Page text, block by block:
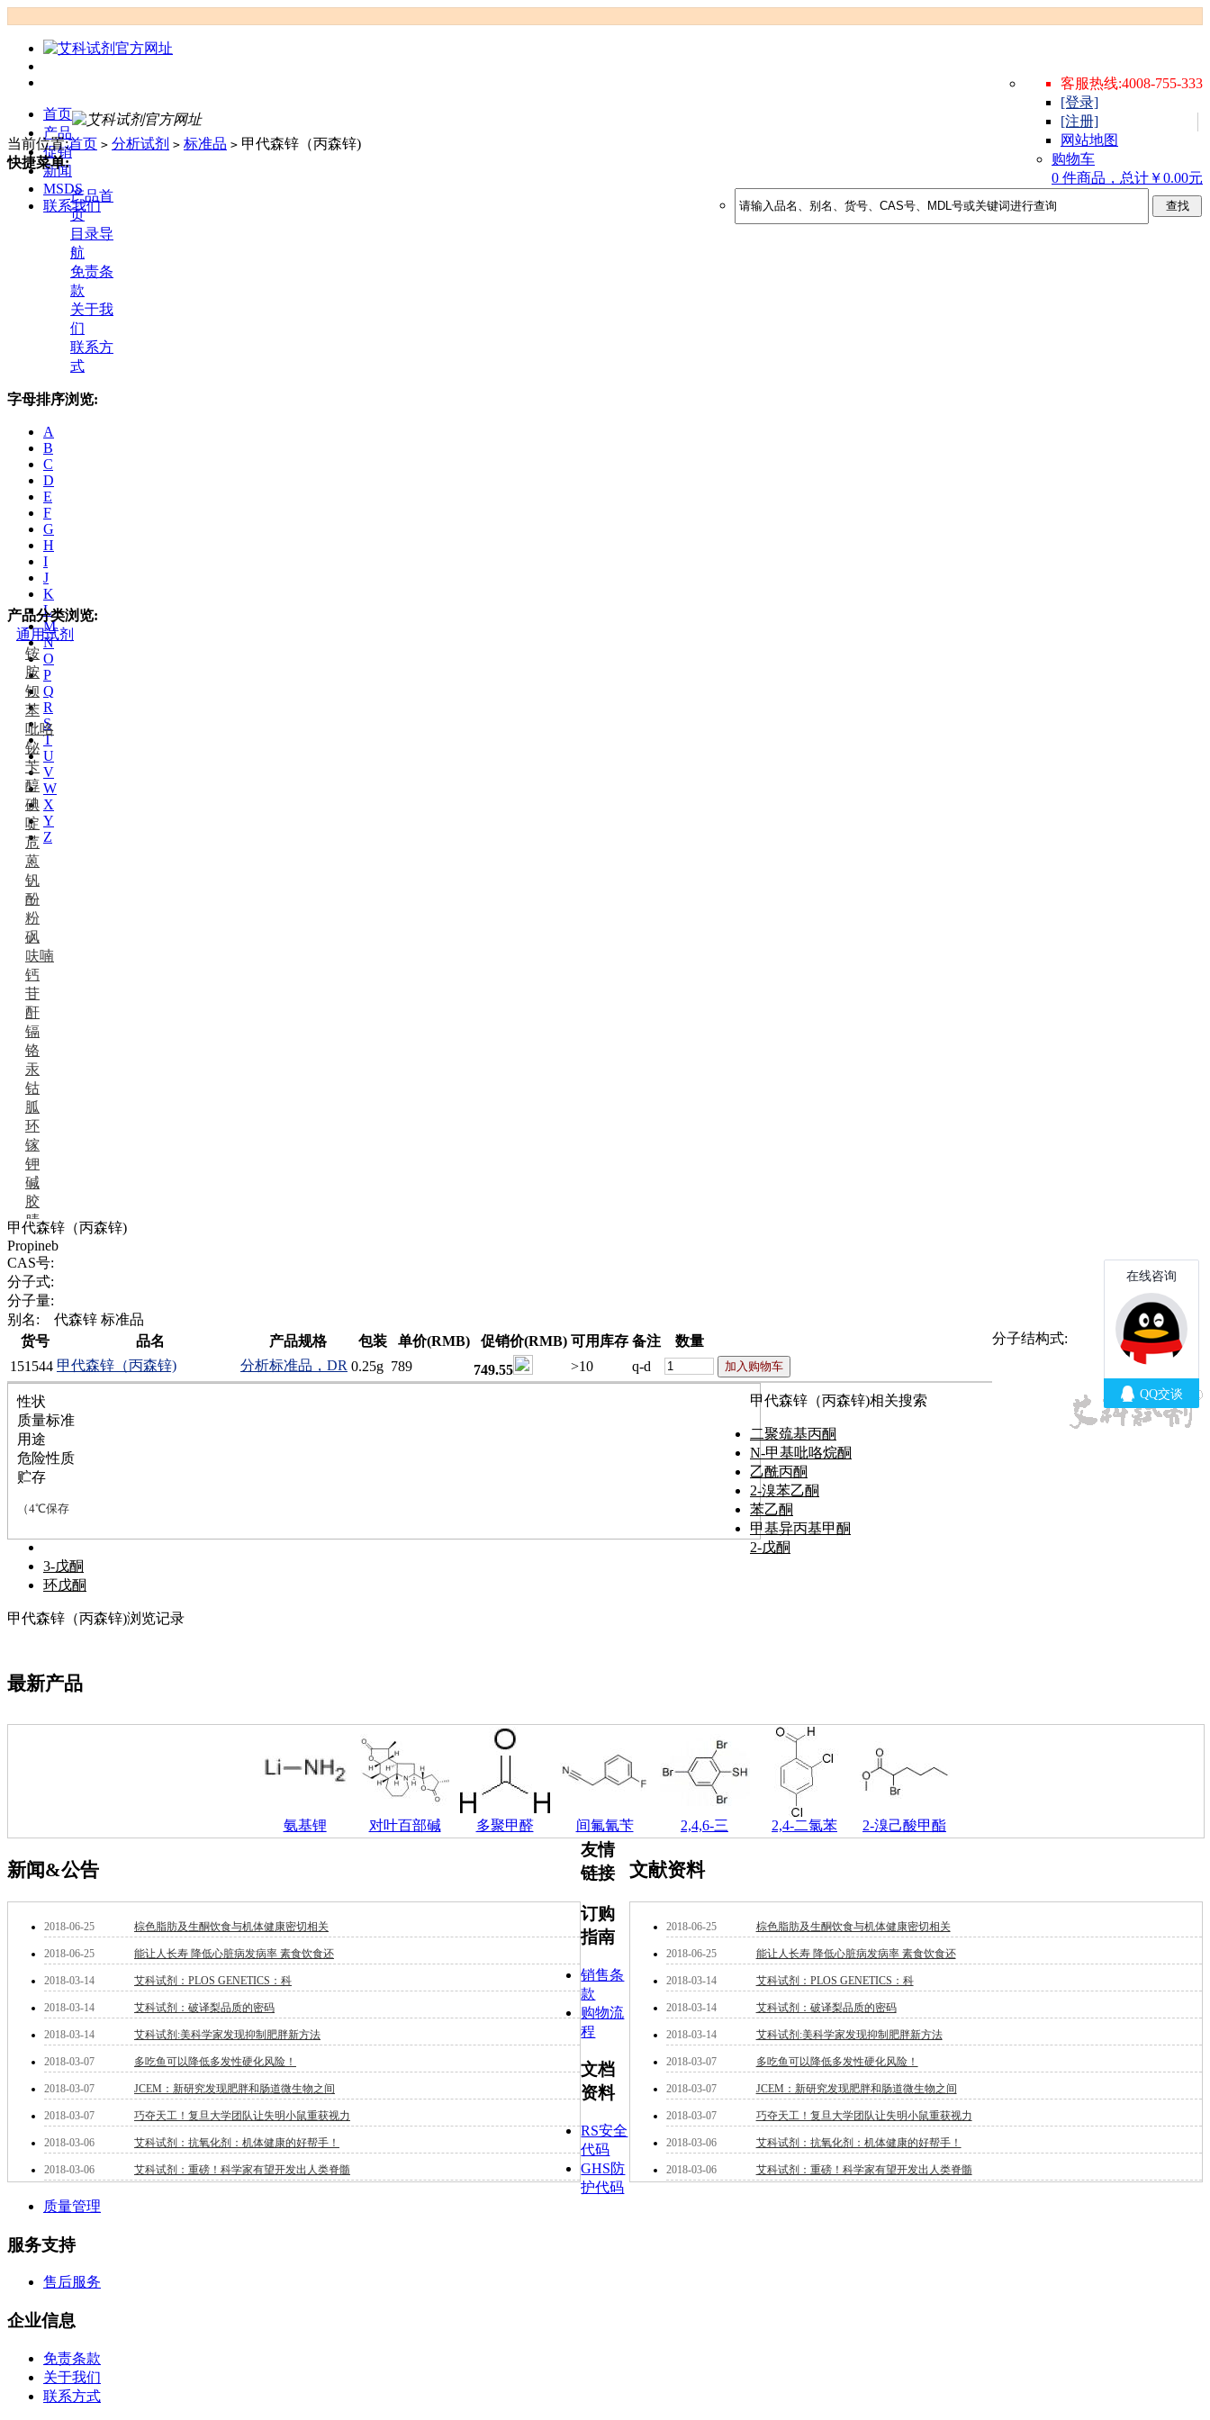
客服热线:4008-755-333
[登录]
[注册]
网站地图
购物车
0 件商品，总计￥0.00元
首页
产品
促销
新闻
MSDS
联系我们
当前位置:首页 > 分析试剂 > 标准品 > 甲代森锌（丙森锌)
快捷菜单:
产品首
页
目录导
航
免责条
款
关于我
们
联系方
式
字母排序浏览:
A
B
C
D
E
F
G
H
I
J
K
L
M
N
O
P
Q
R
S
T
U
V
W
X
Y
Z
产品分类浏览:
通用试剂
铵
胺
钡
苯
吡咯
铋
苄
醇
碘
啶
苊
蒽
钒
酚
粉
砜
呋喃
钙
苷
酐
镉
铬
汞
钴
胍
环
镓
钾
碱
胶
腈
精
肼
醌
蜡
锂
啉
磷
膦
铝
氯
镁
锰
硅烷
酰氯
醚
萘
镍
宁
筛
砷
石
试纸
松
素
钛
钽
锑
酮
烷
温
肟
芴
硒
锌
盐
吲哚
油
甲代森锌（丙森锌)
Propineb
CAS号:
分子式:
分子量:
别名:
代森锌 标准品
分子结构式:
货号 品名 产品规格 包装 单价(RMB) 促销价(RMB) 可用库存 备注
数量
151544 甲代森锌（丙森锌) 分析标准品，DR 0.25g 789 749.55 >10 q-d
性状
质量标准
用途
危险性质
贮存
（4℃保存
甲代森锌（丙森锌)相关搜索
二聚巯基丙酮
N-甲基吡咯烷酮
乙酰丙酮
2-溴苯乙酮
苯乙酮
甲基异丙基甲酮
2-戊酮
3-戊酮
环戊酮
甲代森锌（丙森锌)浏览记录
最新产品
氨基锂 对叶百部碱 多聚甲醛 间氟氰苄 2,4,6-三 2,4-二氯苯 2-溴己酸甲酯
新闻&公告
2018-06-25 棕色脂肪及生酮饮食与机体健康密切相关
2018-06-25 能让人长寿 降低心脏病发病率 素食饮食还
2018-03-14 艾科试剂：PLOS GENETICS：科
2018-03-14 艾科试剂：破译梨品质的密码
2018-03-14 艾科试剂:美科学家发现抑制肥胖新方法
2018-03-07 多吃鱼可以降低多发性硬化风险！
2018-03-07 JCEM：新研究发现肥胖和肠道微生物之间
2018-03-07 巧夺天工！复旦大学团队让失明小鼠重获视力
2018-03-06 艾科试剂：抗氧化剂：机体健康的好帮手！
2018-03-06 艾科试剂：重磅！科学家有望开发出人类脊髓
文献资料
2018-06-25 棕色脂肪及生酮饮食与机体健康密切相关
2018-06-25 能让人长寿 降低心脏病发病率 素食饮食还
2018-03-14 艾科试剂：PLOS GENETICS：科
2018-03-14 艾科试剂：破译梨品质的密码
2018-03-14 艾科试剂:美科学家发现抑制肥胖新方法
2018-03-07 多吃鱼可以降低多发性硬化风险！
2018-03-07 JCEM：新研究发现肥胖和肠道微生物之间
2018-03-07 巧夺天工！复旦大学团队让失明小鼠重获视力
2018-03-06 艾科试剂：抗氧化剂：机体健康的好帮手！
2018-03-06 艾科试剂：重磅！科学家有望开发出人类脊髓
友情
链接
订购
指南
销售条
款
购物流
程
文档
资料
RS安全
代码
GHS防
护代码
质量管理
服务支持
售后服务
企业信息
免责条款
关于我们
联系方式